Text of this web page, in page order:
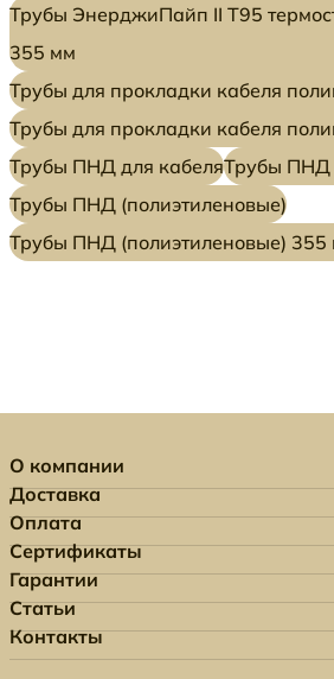
Трубы ЭнерджиПайп II Т95
355 мм
Трубы для прокладки кабеля
Трубы для прокладки кабеля
Трубы ПНД для кабеляТрубы ПНД
Трубы ПНД (полиэтиленовые)
Трубы ПНД (полиэтиленовые) 355
О компании
Доставка
Оплата
Сертификаты
Гарантии
Статьи
Контакты